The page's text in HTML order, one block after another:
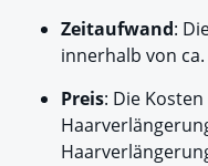
Zeitaufwand:
innerhalb von
Preis: Die